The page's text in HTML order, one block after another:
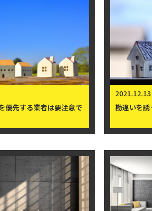
乱れていないか調べてみ
2021.12.27